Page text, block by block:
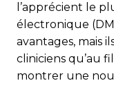
l’apprécient le
électronique
avantages, mais
cliniciens qu’au
montrer une